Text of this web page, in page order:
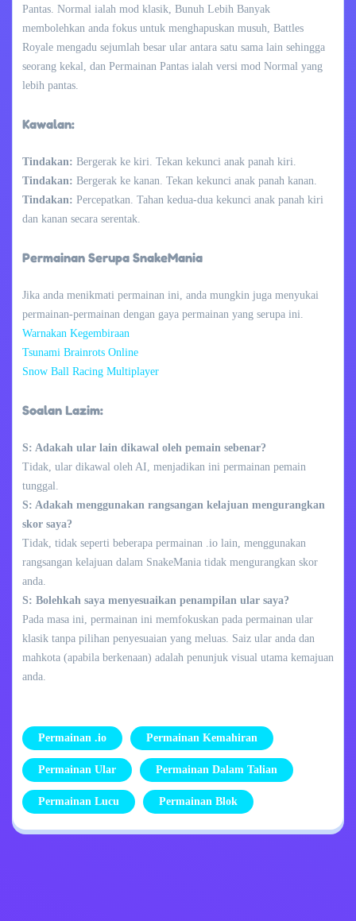
Pantas. Normal ialah mod klasik, Bunuh Lebih Banyak
membolehkan anda fokus untuk menghapuskan musuh, Battles
Royale mengadu sejumlah besar ular antara satu sama lain sehingga
seorang kekal, dan Permainan Pantas ialah versi mod Normal yang
lebih pantas.
Kawalan:
Tindakan: Bergerak ke kiri. Tekan kekunci anak panah kiri.
Tindakan: Bergerak ke kanan. Tekan kekunci anak panah kanan.
Tindakan: Percepatkan. Tahan kedua-dua kekunci anak panah kiri
dan kanan secara serentak.
Permainan Serupa SnakeMania
Jika anda menikmati permainan ini, anda mungkin juga menyukai
permainan-permainan dengan gaya permainan yang serupa ini.
Warnakan Kegembiraan
Tsunami Brainrots Online
Snow Ball Racing Multiplayer
Soalan Lazim:
S: Adakah ular lain dikawal oleh pemain sebenar?
Tidak, ular dikawal oleh AI, menjadikan ini permainan pemain
tunggal.
S: Adakah menggunakan rangsangan kelajuan mengurangkan
skor saya?
Tidak, tidak seperti beberapa permainan .io lain, menggunakan
rangsangan kelajuan dalam SnakeMania tidak mengurangkan skor
anda.
S: Bolehkah saya menyesuaikan penampilan ular saya?
Pada masa ini, permainan ini memfokuskan pada permainan ular
klasik tanpa pilihan penyesuaian yang meluas. Saiz ular anda dan
mahkota (apabila berkenaan) adalah penunjuk visual utama kemajuan
anda.
Permainan .io Permainan Kemahiran
Permainan Ular Permainan Dalam Talian
Permainan Lucu Permainan Blok